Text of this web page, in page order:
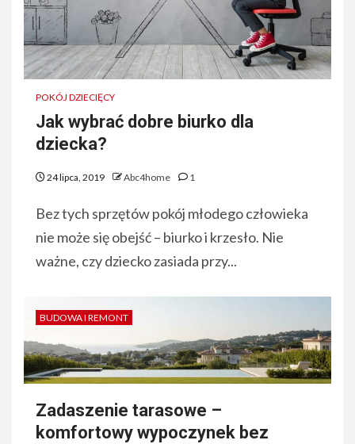
POKÓJ DZIECIĘCY
Jak wybrać dobre biurko dla
dziecka?
24 lipca, 2019 Abc4home 1
Bez tych sprzętów pokój młodego człowieka
nie może się obejść – biurko i krzesło. Nie
ważne, czy dziecko zasiada przy...
BUDOWA I REMONT
Zadaszenie tarasowe –
komfortowy wypoczynek bez